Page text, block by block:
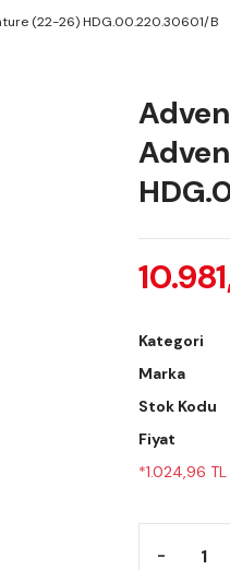
(22-26) HDG.00.220.30601/B
Kategori
Marka
Stok Kodu
Fiyat
*1.024,96